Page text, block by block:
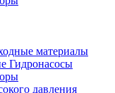
материалы
Гидронасосы
давления